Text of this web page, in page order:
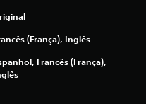
l
a
(França), Inglês
Francês (França),